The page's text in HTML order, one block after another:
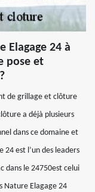
Elagage 24 à
pose et
de grillage et clôture
a déjà plusieurs
dans ce domaine et
est l’un des leaders
dans le 24750est celui
Nature Elagage 24